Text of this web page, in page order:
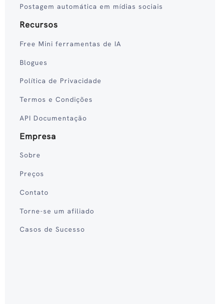
Postagem automática em mídias sociais
Recursos
Free Mini ferramentas de IA
Blogues
Política de Privacidade
Termos e Condições
API Documentação
Empresa
Sobre
Preços
Contato
Torne-se um afiliado
Casos de Sucesso